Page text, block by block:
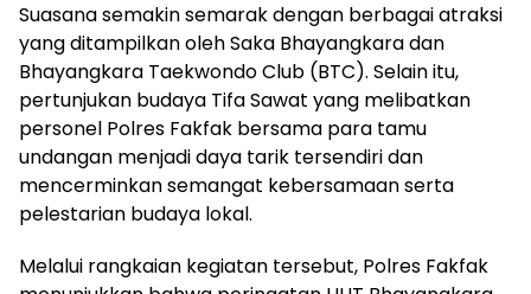
Suasana semakin semarak dengan berbagai atraksi
yang ditampilkan oleh Saka Bhayangkara dan
Bhayangkara Taekwondo Club (BTC). Selain itu,
pertunjukan budaya Tifa Sawat yang melibatkan
personel Polres Fakfak bersama para tamu
undangan menjadi daya tarik tersendiri dan
mencerminkan semangat kebersamaan serta
pelestarian budaya lokal.
Melalui rangkaian kegiatan tersebut, Polres Fakfak